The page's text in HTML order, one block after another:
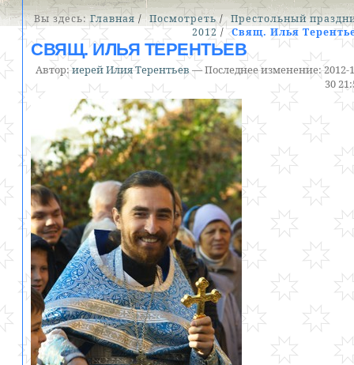
Вы здесь: Главная /Посмотреть /Престольный
2012 /Свящ. Илья
СВЯЩ. ИЛЬЯ ТЕРЕНТЬЕВ
Автор:иерей Илия Терентьев—Последнее изменение:2012-
30